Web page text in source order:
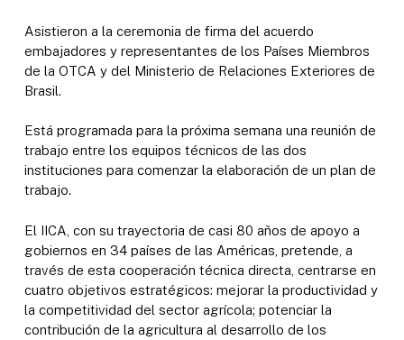
Asistieron a la ceremonia de firma del acuerdo
embajadores y representantes de los Países Miembros
de la OTCA y del Ministerio de Relaciones Exteriores de
Brasil.
Está programada para la próxima semana una reunión de
trabajo entre los equipos técnicos de las dos
instituciones para comenzar la elaboración de un plan de
trabajo.
El IICA, con su trayectoria de casi 80 años de apoyo a
gobiernos en 34 países de las Américas, pretende, a
través de esta cooperación técnica directa, centrarse en
cuatro objetivos estratégicos: mejorar la productividad y
la competitividad del sector agrícola; potenciar la
contribución de la agricultura al desarrollo de los